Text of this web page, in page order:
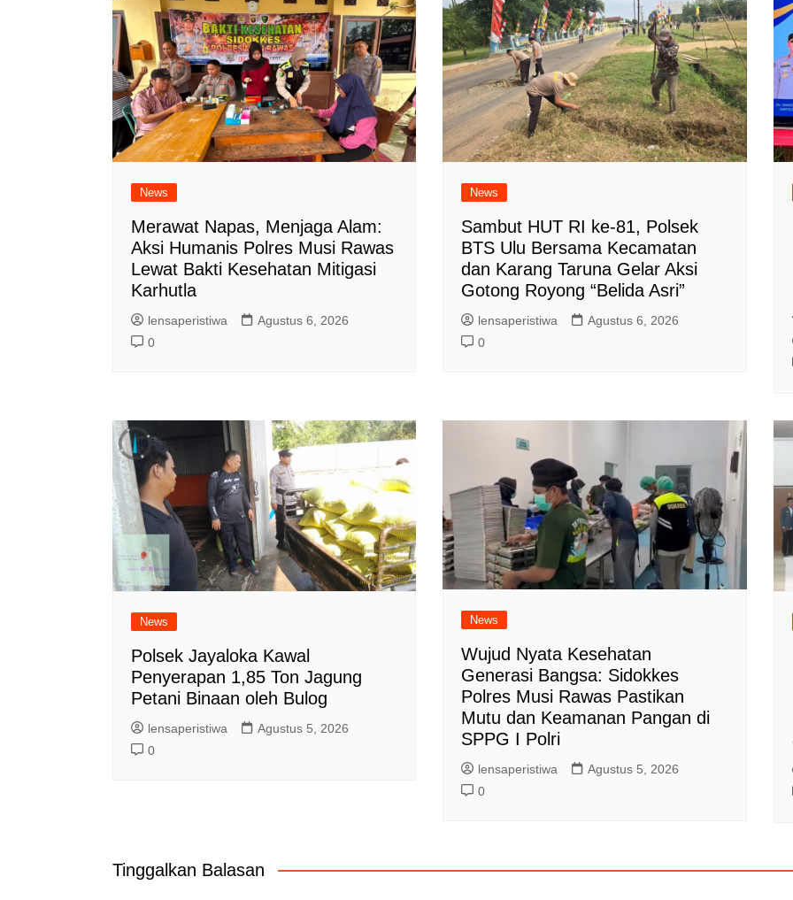
News
Merawat Napas, Menjaga Alam:
Aksi Humanis Polres Musi Rawas
Lewat Bakti Kesehatan Mitigasi
Karhutla
lensaperistiwa
Agustus 6, 2026
0
News
Sambut HUT RI ke-81, Polsek
BTS Ulu Bersama Kecamatan
dan Karang Taruna Gelar Aksi
Gotong Royong “Belida Asri”
lensaperistiwa
Agustus 6, 2026
0
News
Polsek Jayaloka Kawal
Penyerapan 1,85 Ton Jagung
Petani Binaan oleh Bulog
lensaperistiwa
Agustus 5, 2026
0
News
Wujud Nyata Kesehatan
Generasi Bangsa: Sidokkes
Polres Musi Rawas Pastikan
Mutu dan Keamanan Pangan di
SPPG I Polri
lensaperistiwa
Agustus 5, 2026
0
Tinggalkan Balasan